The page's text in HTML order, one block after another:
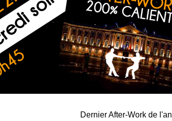
Dernier After-Work de